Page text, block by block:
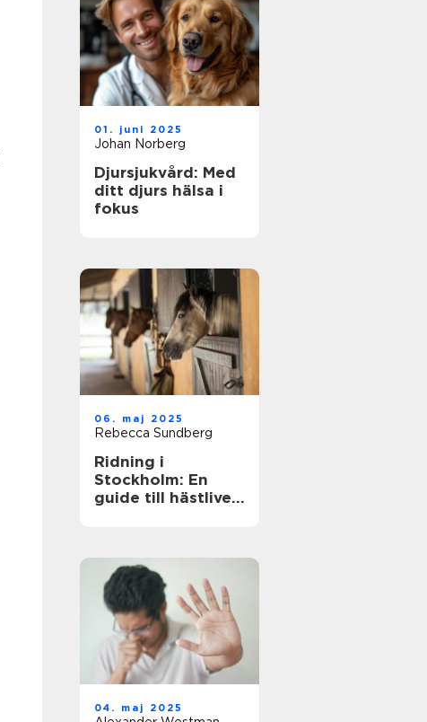
01. juni 2025
Johan Norberg
Djursjukvård: Med
ditt djurs hälsa i
fokus
06. maj 2025
Rebecca Sundberg
Ridning i
Stockholm: En
guide till hästlivet
04. maj 2025